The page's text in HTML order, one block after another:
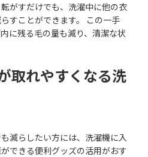
がすだけでも、洗濯中に他の衣
すことができます。 この一手
に残る毛の量も減り、清潔な状
取れやすくなる洗
減らしたい方には、洗濯機に入
できる便利グッズの活用がおす